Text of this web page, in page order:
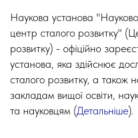
Наукова установа
центр сталого розвитку"
розвитку) - офіційно
установа, яка здійснює
сталого розвитку, а також
закладам вищої освіти,
та науковцям (Детальніше).